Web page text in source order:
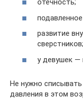
отёчность;
развитие
сверстников;
у девушек —
Не нужно
давления в этом